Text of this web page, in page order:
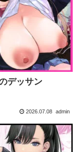
デッサン
2026.07.08 admin